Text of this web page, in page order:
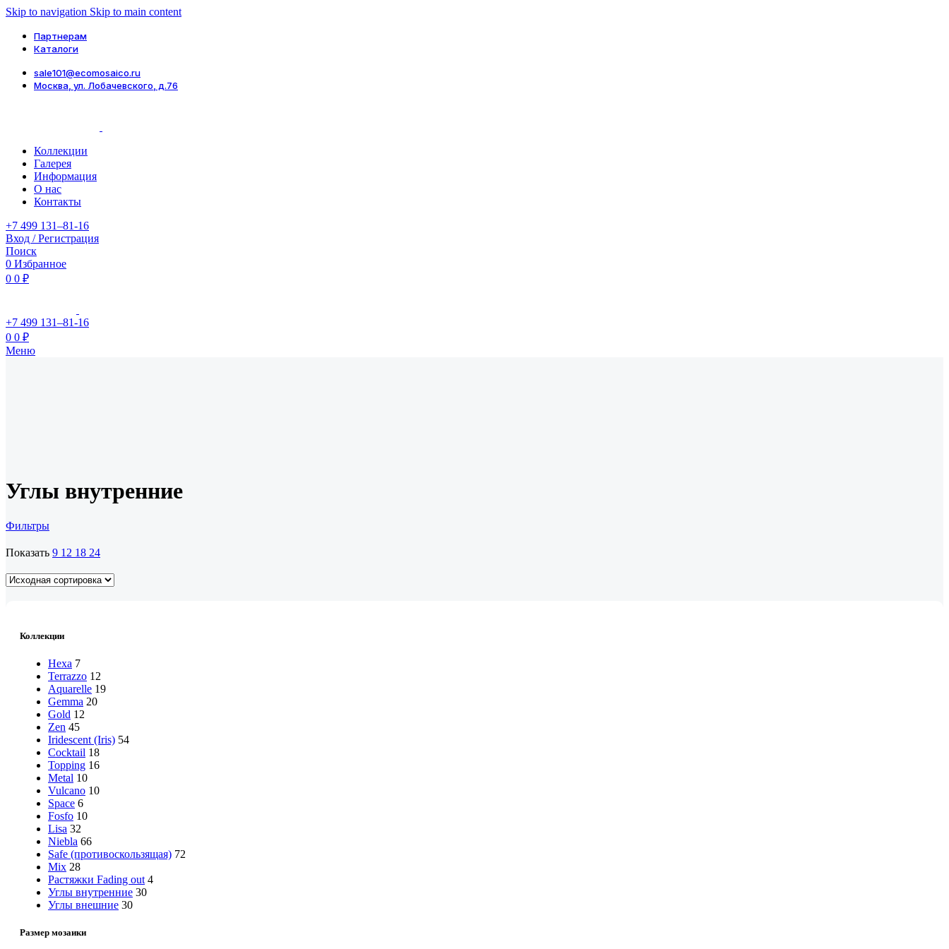
Skip to navigation Skip to main content
Партнерам
Каталоги
sale101@ecomosaico.ru
Москва, ул. Лобачевского, д.76
Коллекции
Галерея
Информация
О нас
Контакты
+7 499 131–81-16
Вход / Регистрация
Поиск
0 Избранное
0 0 ₽
+7 499 131–81-16
0 0 ₽
Меню
Углы внутренние
Фильтры
Показать 9 12 18 24
Коллекции
Hexa 7
Terrazzo 12
Aquarelle 19
Gemma 20
Gold 12
Zen 45
Iridescent (Iris) 54
Cocktail 18
Topping 16
Metal 10
Vulcano 10
Space 6
Fosfo 10
Lisa 32
Niebla 66
Safe (противоскользящая) 72
Mix 28
Растяжки Fading out 4
Углы внутренние 30
Углы внешние 30
Размер мозаики